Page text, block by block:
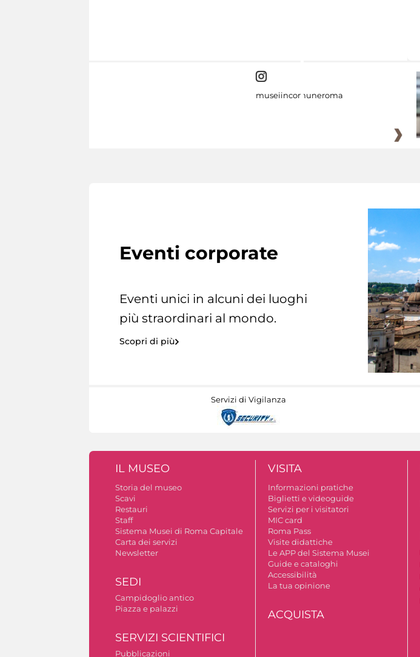
museiincomuneroma
Eventi corporate
Eventi unici in alcuni dei luoghi
più straordinari al mondo.
Scopri di più
Servizi di Vigilanza
IL MUSEO
Storia del museo
Scavi
Restauri
Staff
Sistema Musei di Roma Capitale
Carta dei servizi
Newsletter
SEDI
Campidoglio antico
Piazza e palazzi
SERVIZI SCIENTIFICI
Pubblicazioni
VISITA
Informazioni pratiche
Biglietti e videoguide
Servizi per i visitatori
MIC card
Roma Pass
Visite didattiche
Le APP del Sistema Musei
Guide e cataloghi
Accessibilità
La tua opinione
ACQUISTA